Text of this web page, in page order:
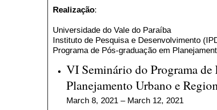
Realização:
Universidade do Vale do Paraíba
Instituto de Pesquisa e Desenvolvimento
Programa de Pós-graduação em
VI Seminário do Programa de
Planejamento Urbano e
March 8, 2021 – March 12, 2021